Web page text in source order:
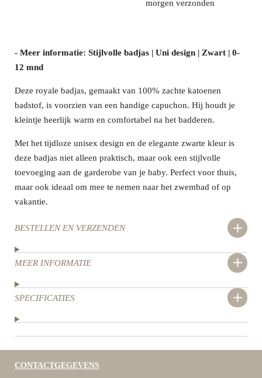
morgen verzonden
- Meer informatie: Stijlvolle badjas | Uni design | Zwart | 0-
12 mnd
Deze royale badjas, gemaakt van 100% zachte katoenen
badstof, is voorzien van een handige capuchon. Hij houdt je
kleintje heerlijk warm en comfortabel na het badderen.
Met het tijdloze unisex design en de elegante zwarte kleur is
deze badjas niet alleen praktisch, maar ook een stijlvolle
toevoeging aan de garderobe van je baby. Perfect voor thuis,
maar ook ideaal om mee te nemen naar het zwembad of op
vakantie.
BESTELLEN EN VERZENDEN
MEER INFORMATIE
SPECIFICATIES
CONTACTGEGEVENS